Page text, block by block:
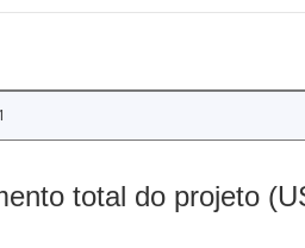
total do projeto